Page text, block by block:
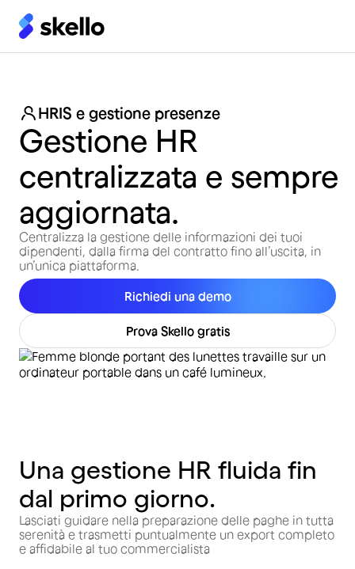
HRIS e gestione presenze
Gestione HR
centralizzata e sempre
aggiornata.
Centralizza la gestione delle informazioni dei tuoi
dipendenti, dalla firma del contratto fino all’uscita, in
un’unica piattaforma.
Richiedi una demo
Prova Skello gratis
Una gestione HR fluida fin
dal primo giorno.
Lasciati guidare nella preparazione delle paghe in tutta
serenità e trasmetti puntualmente un export completo
e affidabile al tuo commercialista